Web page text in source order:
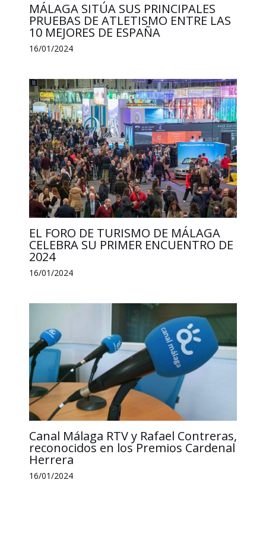
MÁLAGA SITÚA SUS PRINCIPALES
PRUEBAS DE ATLETISMO ENTRE LAS
10 MEJORES DE ESPAÑA
16/01/2024
EL FORO DE TURISMO DE MÁLAGA
CELEBRA SU PRIMER ENCUENTRO DE
2024
16/01/2024
Canal Málaga RTV y Rafael Contreras,
reconocidos en los Premios Cardenal
Herrera
16/01/2024